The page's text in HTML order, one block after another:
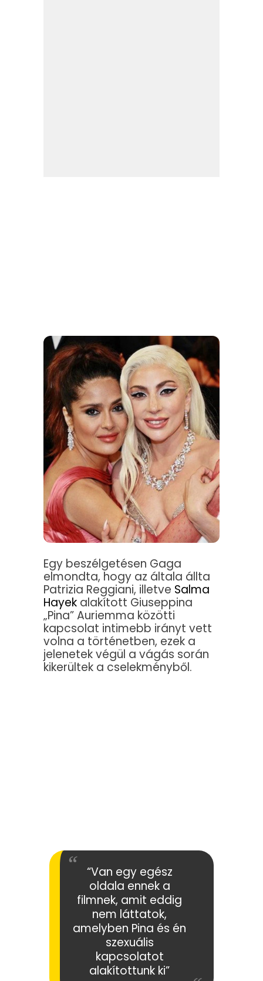
Egy beszélgetésen Gaga
elmondta, hogy az általa állta
Patrizia Reggiani, illetve Salma
Hayek alakított Giuseppina
„Pina” Auriemma közötti
kapcsolat intimebb irányt vett
volna a történetben, ezek a
jelenetek végül a vágás során
kikerültek a cselekményből.
“Van egy egész
oldala ennek a
filmnek, amit eddig
nem láttatok,
amelyben Pina és én
szexuális
kapcsolatot
alakítottunk ki”